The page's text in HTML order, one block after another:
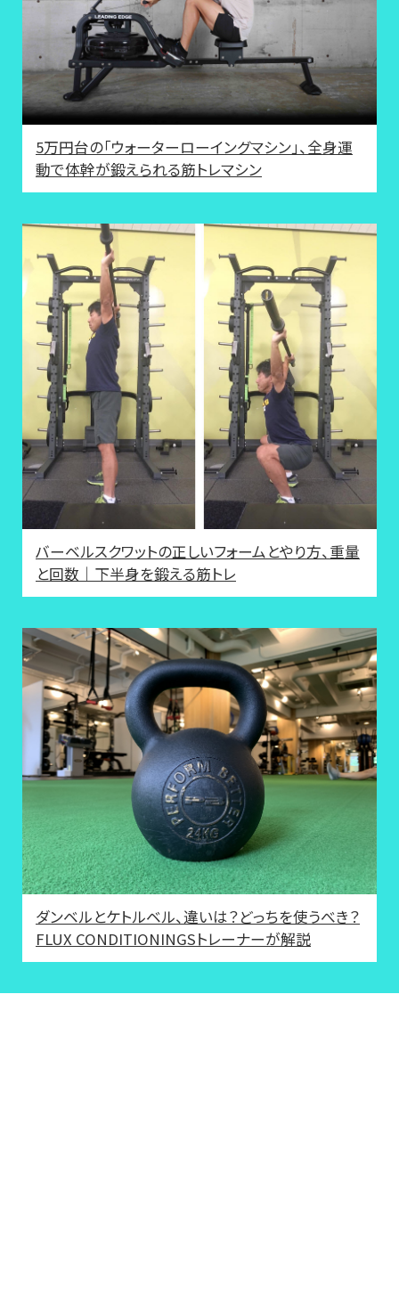
5万円台の「ウォーターローイングマシン」、全身運
動で体幹が鍛えられる筋トレマシン
バーベルスクワットの正しいフォームとやり方、重量
と回数｜下半身を鍛える筋トレ
ダンベルとケトルベル、違いは？どっちを使うべき？
FLUX CONDITIONINGSトレーナーが解説